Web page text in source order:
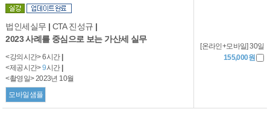
법인세실무 | CTA 진성규 |
2023 사례를 중심으로 보는 가산세 실무
<강의시간> 6시간
<제공시간>9시간
<촬영일> 2023년 10월
모바일샘플
[온라인+모바일] 30일
155,000원